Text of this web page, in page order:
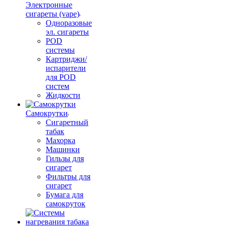
Электронные
сигареты (vape)
Одноразовые
эл. сигареты
POD
системы
Картриджи/
испарители
для POD
систем
Жидкости
Самокрутки
Сигаретный
табак
Махорка
Машинки
Гильзы для
сигарет
Фильтры для
сигарет
Бумага для
самокруток